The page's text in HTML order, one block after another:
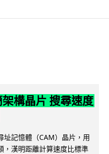
構晶片 搜尋速度
址記憶體（CAM）晶片，用
，漢明距離計算速度比標準